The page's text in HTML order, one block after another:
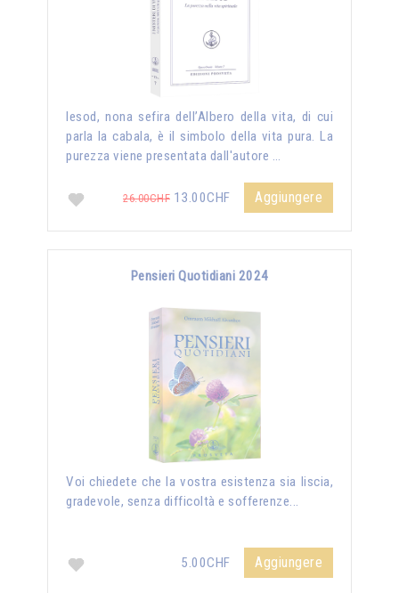
Iesod, nona sefira dell’Albero della vita, di cui
parla la cabala, è il simbolo della vita pura. La
purezza viene presentata dall'autore …
26.00CHF 13.00CHF Aggiungere
Pensieri Quotidiani 2024
Voi chiedete che la vostra esistenza sia liscia,
gradevole, senza difficoltà e sofferenze...
5.00CHF Aggiungere